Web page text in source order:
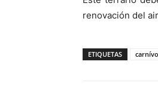
renovación del
ETIQUETAS